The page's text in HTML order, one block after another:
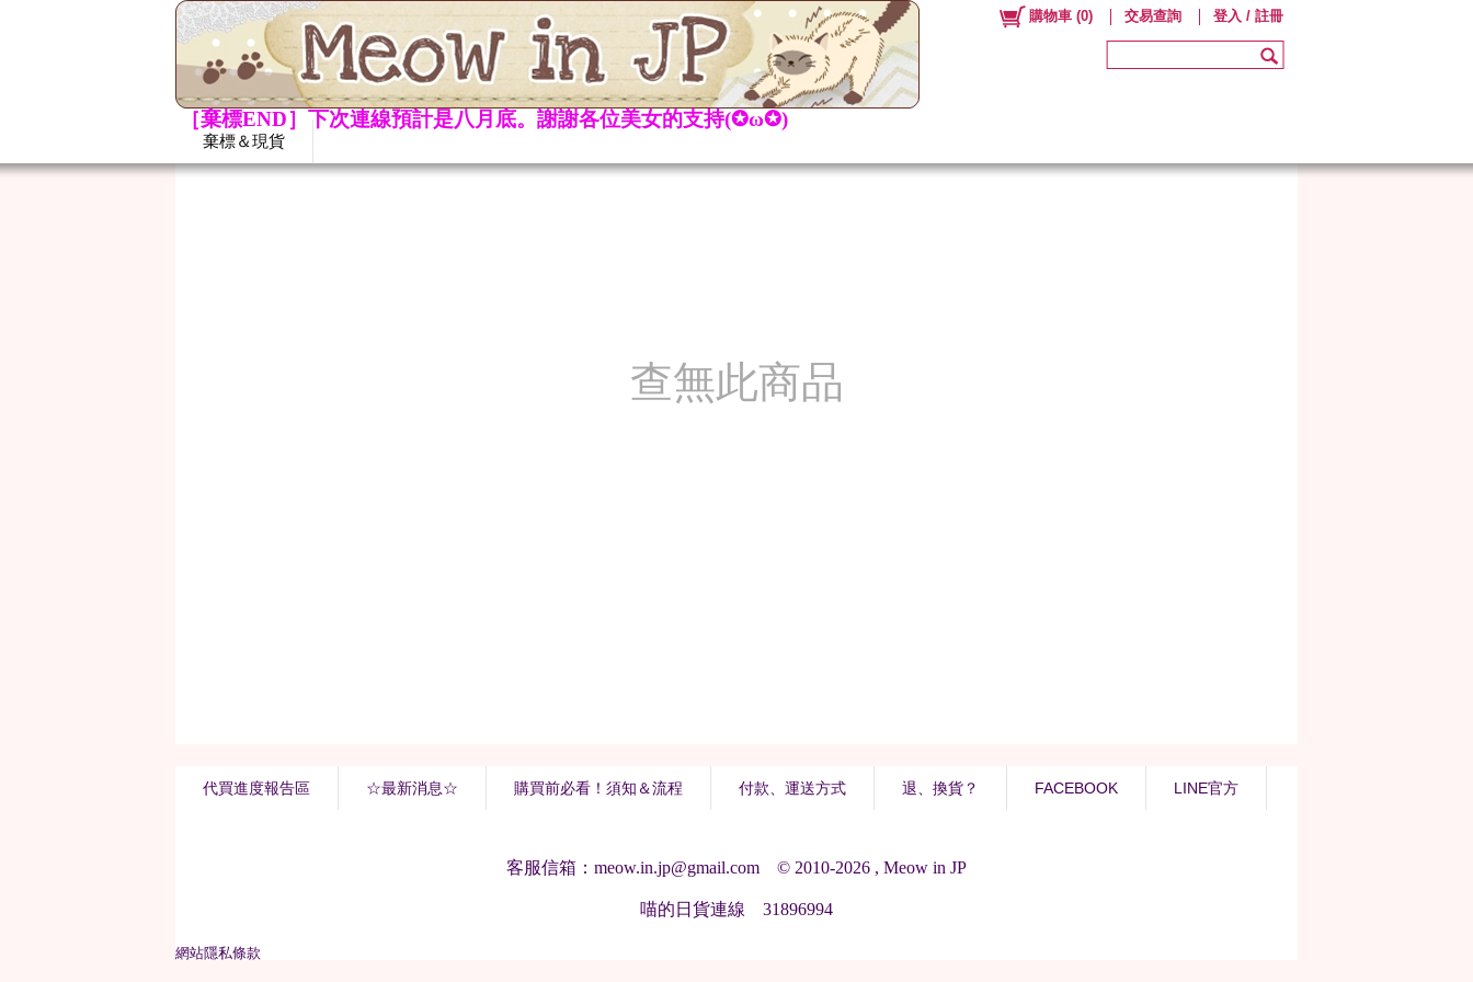
棄標＆現貨
購物車 (0) 交易查詢 登入 / 註冊
代買進度報告區 ☆最新消息☆ 購買前必看！須知＆流程 付款、運送方式 退、換貨？ FACEBOOK LINE官方
客服信箱：meow.in.jp@gmail.com © 2010-2026 , Meow in JP
喵的日貨連線 31896994
網站隱私條款
［棄標END］下次連線預計是八月底。謝謝各位美女的支持(✪ω✪)